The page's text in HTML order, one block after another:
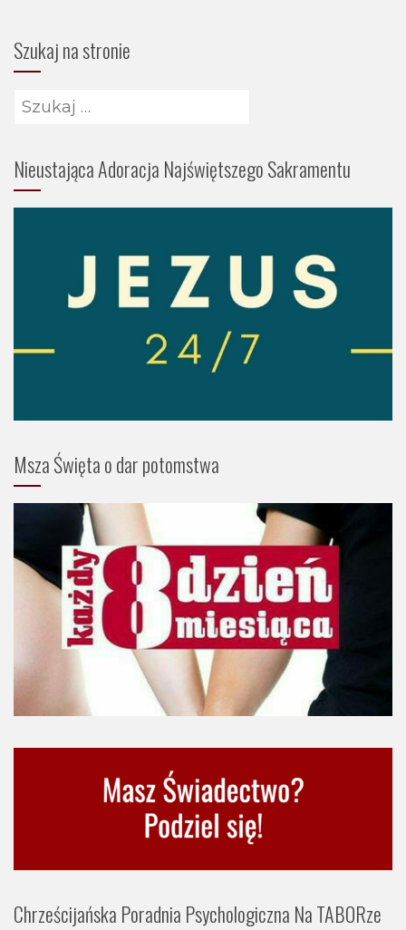
Szukaj na stronie
Szukaj:
Nieustająca Adoracja Najświętszego Sakramentu
Msza Święta o dar potomstwa
Chrześcijańska Poradnia Psychologiczna Na TABORze